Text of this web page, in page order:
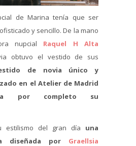
de Marina tenía que ser
y sencillo. De la mano
nupcial Raquel H Alta
obtuvo el vestido de sus
de novia único y
en el Atelier de Madrid
por completo su
estilismo del gran día una
diseñada por
Graellsia